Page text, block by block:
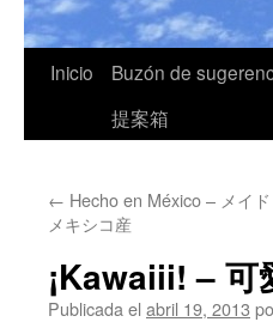
Inicio
Buzón de
提案箱
← Hecho en México – メイ
メキシコ産
¡Kawaiii! – 可
Publicada el abril 19, 2013